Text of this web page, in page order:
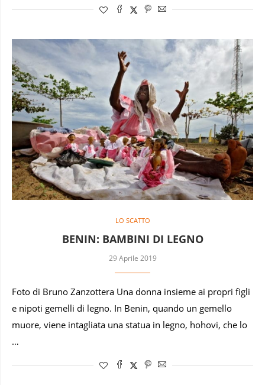
LO SCATTO
BENIN: BAMBINI DI LEGNO
29 Aprile 2019
Foto di Bruno Zanzottera Una donna insieme ai propri figli
e nipoti gemelli di legno. In Benin, quando un gemello
muore, viene intagliata una statua in legno, hohovi, che lo
…